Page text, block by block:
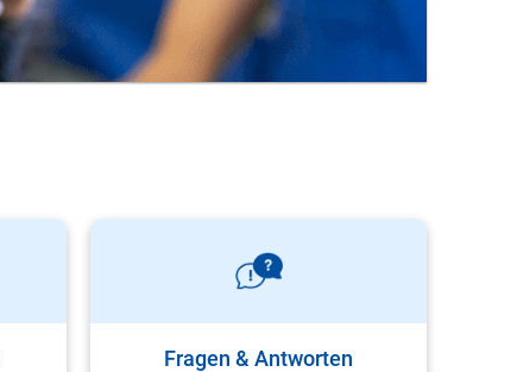
Fragen & Antworten